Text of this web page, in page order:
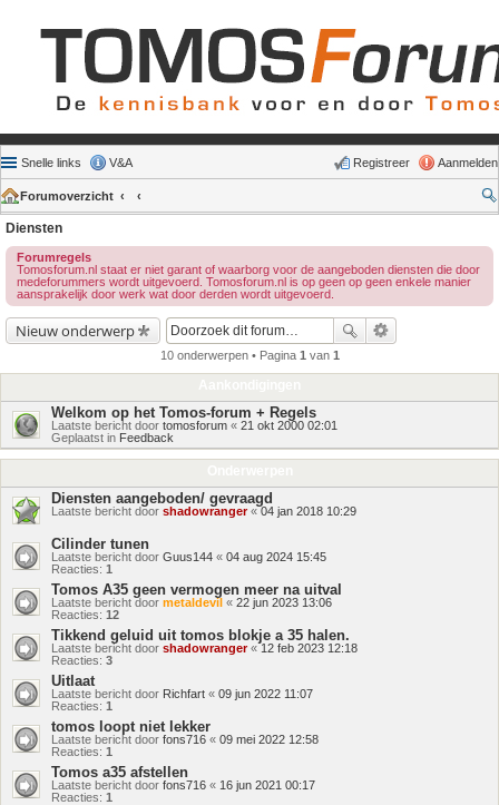
Snelle links V&A Aanmelden
Registreer
Forumoverzicht
Diensten
Forumregels
Tomosforum.nl staat er niet garant of waarborg voor de aangeboden diensten die door
medeforummers wordt uitgevoerd. Tomosforum.nl is op geen op geen enkele manier
aansprakelijk door werk wat door derden wordt uitgevoerd.
Nieuw onderwerp
10 onderwerpen • Pagina 1 van 1
Welkom op het Tomos-forum + Regels
Laatste bericht door tomosforum « 21 okt 2000 02:01
Geplaatst in Feedback
Diensten aangeboden/ gevraagd
Laatste bericht door shadowranger«04 jan 2018 10:29
Cilinder tunen
Laatste bericht door Guus144 « 04 aug 2024 15:45
Reacties: 1
Tomos A35 geen vermogen meer na uitval
Laatste bericht door metaldevil « 22 jun 2023 13:06
Reacties: 12
Tikkend geluid uit tomos blokje a 35 halen.
Laatste bericht door shadowranger«12 feb 2023 12:18
Reacties: 3
Uitlaat
Laatste bericht door Richfart « 09 jun 2022 11:07
Reacties: 1
tomos loopt niet lekker
Laatste bericht door fons716 « 09 mei 2022 12:58
Reacties: 1
Tomos a35 afstellen
Laatste bericht door fons716 « 16 jun 2021 00:17
Reacties: 1